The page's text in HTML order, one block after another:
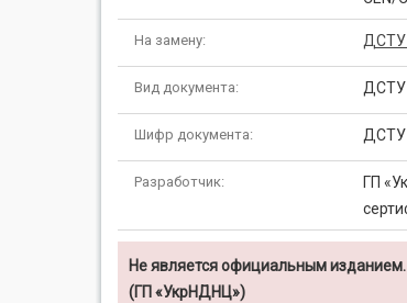
На замену: ДСТУ
Вид документа: ДСТУ
Шифр документа: ДСТУ
Разработчик:
ГП
Не является официальным
(ГП «УкрНДНЦ»)